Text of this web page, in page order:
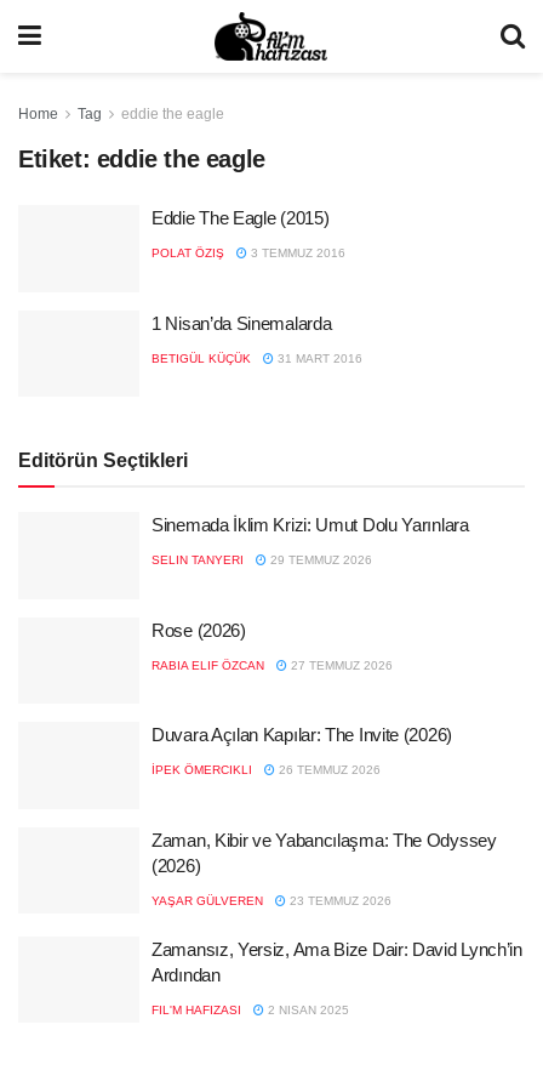
Home Tag eddie the eagle
Etiket: eddie the eagle
Eddie The Eagle (2015)
POLAT ÖZIŞ 3 TEMMUZ 2016
1 Nisan’da Sinemalarda
BETIGÜL KÜÇÜK 31 MART 2016
Editörün Seçtikleri
Sinemada İklim Krizi: Umut Dolu Yarınlara
SELIN TANYERI 29 TEMMUZ 2026
Rose (2026)
RABIA ELIF ÖZCAN 27 TEMMUZ 2026
Duvara Açılan Kapılar: The Invite (2026)
İPEK ÖMERCIKLI 26 TEMMUZ 2026
Zaman, Kibir ve Yabancılaşma: The Odyssey
(2026)
YAŞAR GÜLVEREN 23 TEMMUZ 2026
Zamansız, Yersiz, Ama Bize Dair: David Lynch’in
Ardından
FIL'M HAFIZASI 2 NISAN 2025